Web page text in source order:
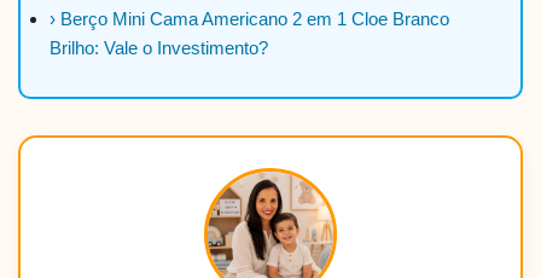
› Berço Mini Cama Americano 2 em 1 Cloe Branco
Brilho: Vale o Investimento?